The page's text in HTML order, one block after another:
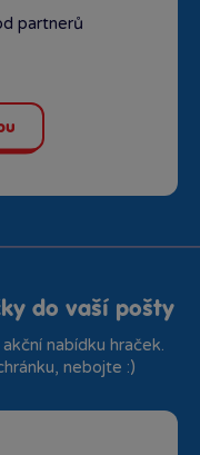
partnerů
do vaší pošty
nabídku hraček.
nebojte :)